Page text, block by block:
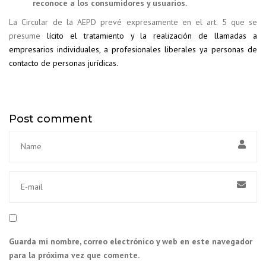
reconoce a los consumidores y usuarios.
La Circular de la AEPD prevé expresamente en el art. 5 que se
presume lícito el tratamiento y la realización de llamadas a
empresarios individuales, a profesionales liberales ya personas de
contacto de personas jurídicas.
Post comment
Guarda mi nombre, correo electrónico y web en este navegador
para la próxima vez que comente.